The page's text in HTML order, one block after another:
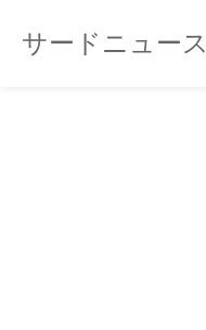
サードニュース